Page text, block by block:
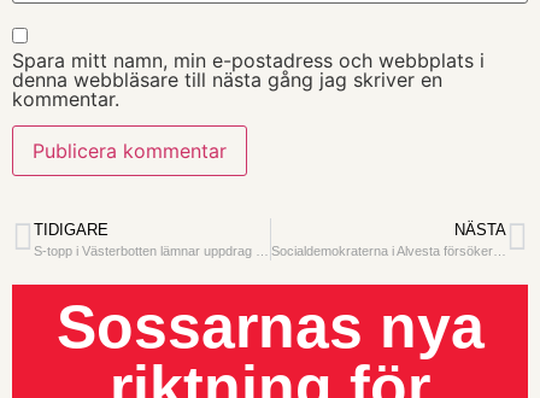
Spara mitt namn, min e-postadress och webbplats i
denna webbläsare till nästa gång jag skriver en
kommentar.
TIDIGARE NÄSTA
Socialdemokraterna i Alvesta försöker rigga valet
Sossarnas nya